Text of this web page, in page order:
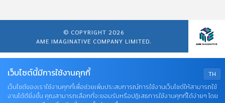
© COPYRIGHT 2026
AME IMAGINATIVE COMPANY LIMITED.
TH
เว็บไซต์นี้มีการใช้งานคุกกี้
เว็บไซต์ของเราใช้งานคุกกี้เพื่อช่วยเพิ่มประสบการณ์การใช้งานเว็บไซต์ให้สามารถใช้
งานได้ดียิ่งขึ้น คุณสามารถเลือกที่จะยอมรับหรือปฏิเสธการใช้งานคุกกี้ได้ง่ายๆ โดย